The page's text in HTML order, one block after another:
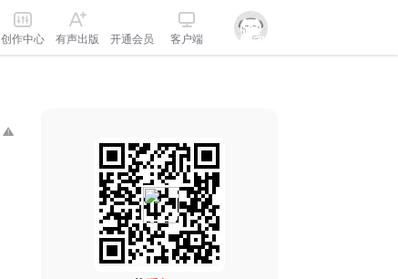
创作中心 有声出版 开通会员 客户端